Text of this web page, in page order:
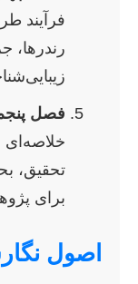
فرآیند
رندرها،
فصل
خلاصه‌ای
تحقیق،
برای
اصول